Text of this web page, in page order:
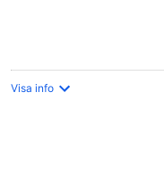
Visa info